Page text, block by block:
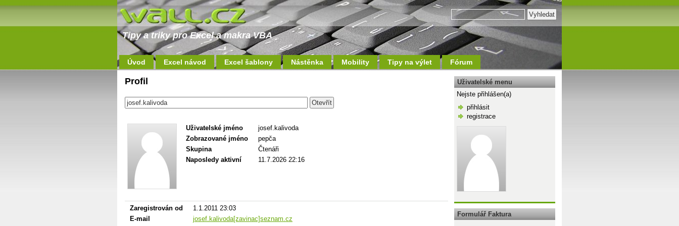
Tipy a triky pro Excel a makra VBA
Úvod Excel návod Excel šablony Nástěnka Mobility Tipy na výlet Fórum
Profil
Uživatelské jméno
josef.kalivoda
Zobrazované jméno
pepča
Skupina
Čtenáři
Naposledy aktivní
11.7.2026 22:16
Zaregistrován od
1.1.2011 23:03
E-mail
josef.kalivoda[zavinac]seznam.cz
Uživatelské menu
Nejste přihlášen(a)
přihlásit
registrace
Formulář Faktura